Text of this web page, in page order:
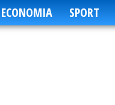
ECONOMIA SPORT